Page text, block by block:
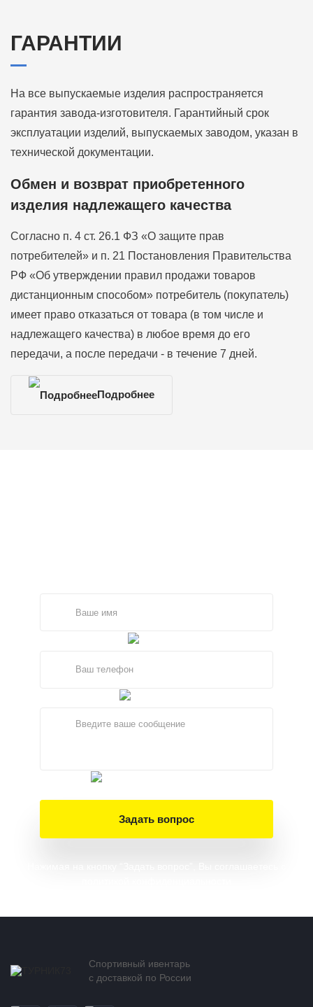
ГАРАНТИИ
На все выпускаемые изделия распространяется
гарантия завода-изготовителя. Гарантийный срок
эксплуатации изделий, выпускаемых заводом, указан в
технической документации.
Обмен и возврат приобретенного
изделия надлежащего качества
Согласно п. 4 ст. 26.1 ФЗ «О защите прав
потребителей» и п. 21 Постановления Правительства
РФ «Об утверждении правил продажи товаров
дистанционным способом» потребитель (покупатель)
имеет право отказаться от товара (в том числе и
надлежащего качества) в любое время до его
передачи, а после передачи - в течение 7 дней.
Подробнее
Задать вопрос
Спортивный ивентарь
с доставкой по России